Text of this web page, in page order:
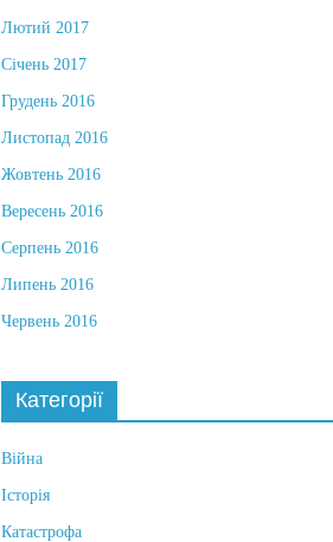
Лютий 2017
Січень 2017
Грудень 2016
Листопад 2016
Жовтень 2016
Вересень 2016
Серпень 2016
Липень 2016
Червень 2016
Категорії
Війна
Історія
Катастрофа